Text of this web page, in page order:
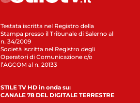
Testata iscritta nel Registro della
Stampa presso il Tribunale di Salerno al
n. 34/2009
Società iscritta nel Registro degli
Operatori di Comunicazione c/o
l’AGCOM al n. 20133
STILE TV HD in onda su:
CANALE 78 DEL DIGITALE TERRESTRE